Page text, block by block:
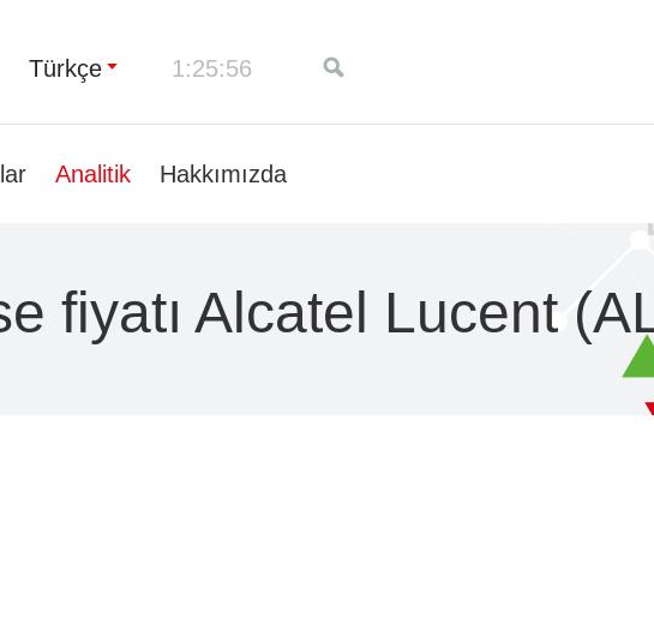
Türkçe 1:25:57
Analitik Hakkımızda
fiyatı Alcatel Lucent